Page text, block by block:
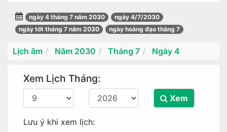
ngày 4 tháng 7 năm 2030
ngày 4/7/2030
ngày tốt tháng 7 năm 2030
ngày hoàng đạo tháng 7
Lịch âm Năm 2030 Tháng 7 Ngày 4
Xem Lịch Tháng:
Xem
Lưu ý khi xem lịch: